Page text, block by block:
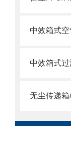
无尘传递